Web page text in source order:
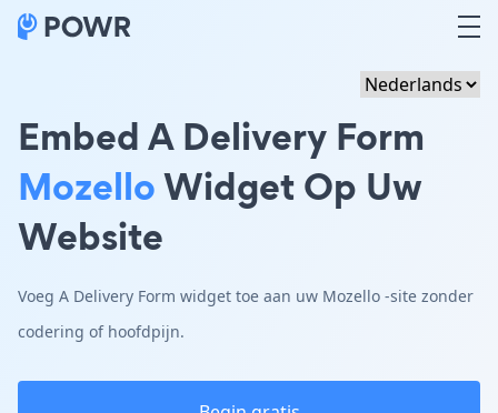
Embed A Delivery Form
MozelloWidget Op Uw
Website
Voeg A Delivery Form widget toe aan uw Mozello -site zonder
codering of hoofdpijn.